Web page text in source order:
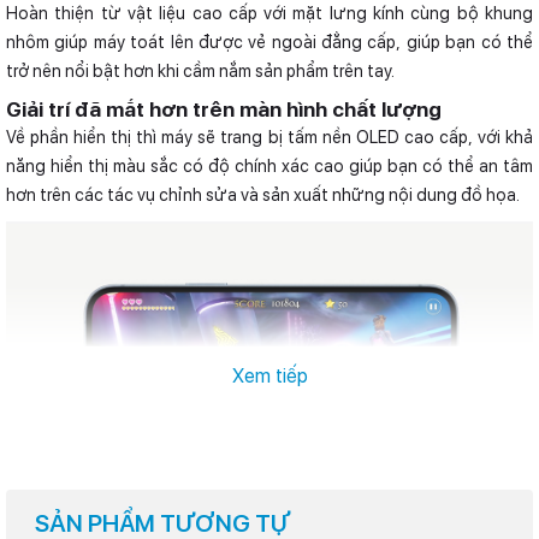
Hoàn thiện từ vật liệu cao cấp với mặt lưng kính cùng bộ khung
nhôm giúp máy toát lên được vẻ ngoài đẳng cấp, giúp bạn có thể
trở nên nổi bật hơn khi cầm nắm sản phẩm trên tay.
Giải trí đã mắt hơn trên màn hình chất lượng
Về phần hiển thị thì máy sẽ trang bị tấm nền OLED cao cấp, với khả
năng hiển thị màu sắc có độ chính xác cao giúp bạn có thể an tâm
hơn trên các tác vụ chỉnh sửa và sản xuất những nội dung đồ họa.
Xem tiếp
SẢN PHẨM TƯƠNG TỰ